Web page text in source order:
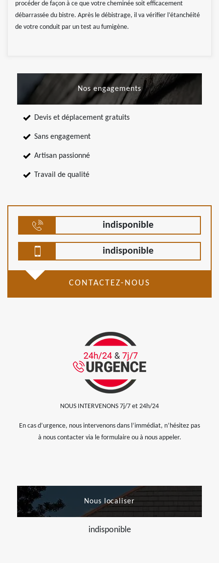
procéder de façon à ce que votre cheminée soit efficacement
débarrassée du bistre. Après le débistrage, il va vérifier l’étanchéité
de votre conduit par un test au fumigène.
Nos engagements
Devis et déplacement gratuits
Sans engagement
Artisan passionné
Travail de qualité
indisponible
indisponible
CONTACTEZ-NOUS
NOUS INTERVENONS 7j/7 et 24h/24
En cas d’urgence, nous intervenons dans l’immédiat, n’hésitez pas
à nous contacter via le formulaire ou à nous appeler.
Nous localiser
indisponible